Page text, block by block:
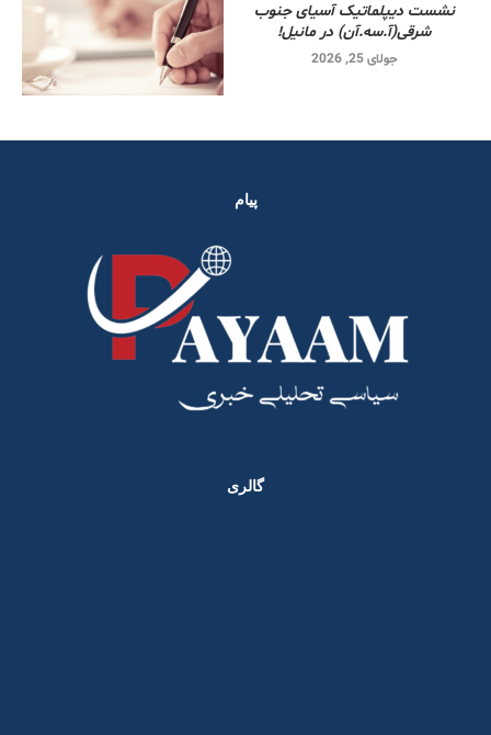
نشست دیپلماتیک آسیای جنوب
شرقی‌(آ.سه.آن) در مانیل!
جولای 25, 2026
پیام
گالری